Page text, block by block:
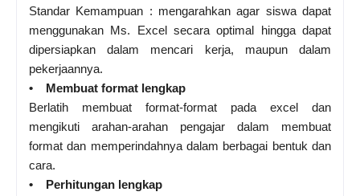
Standar Kemampuan : mengarahkan agar siswa dapat
menggunakan Ms. Excel secara optimal hingga dapat
dipersiapkan dalam mencari kerja, maupun dalam
pekerjaannya.
• Membuat format lengkap
Berlatih membuat format-format pada excel dan
mengikuti arahan-arahan pengajar dalam membuat
format dan memperindahnya dalam berbagai bentuk dan
cara.
• Perhitungan lengkap